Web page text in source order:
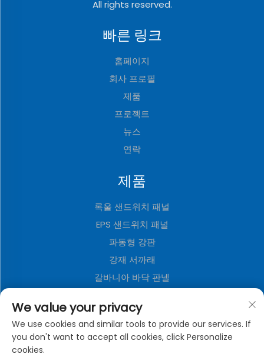
All rights reserved.
빠른 링크
홈페이지
회사 프로필
제품
프로젝트
뉴스
연락
제품
록울 샌드위치 패널
EPS 샌드위치 패널
파동형 강판
강재 서까래
갈바니아 바닥 판넬
메탈 장식 보드
접이식 컨테이너 주택
We value your privacy
We use cookies and similar tools to provide our services. If
you don't want to accept all cookies, click Personalize
cookies.